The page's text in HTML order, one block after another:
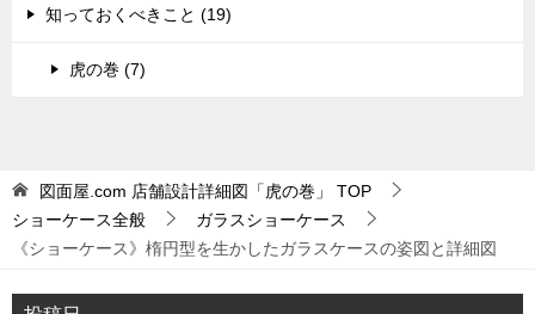
知っておくべきこと (19)
虎の巻 (7)
図面屋.com 店舗設計詳細図「虎の巻」
TOP
ショーケース全般
ガラスショーケース
《ショーケース》楕円型を生かしたガラスケースの姿図と詳細図